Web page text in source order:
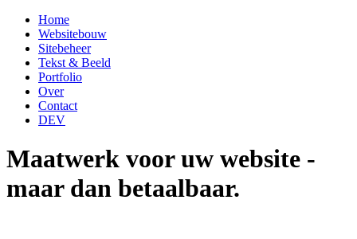
Home
Websitebouw
Sitebeheer
Tekst & Beeld
Portfolio
Over
Contact
DEV
Maatwerk voor uw website -
maar dan betaalbaar.